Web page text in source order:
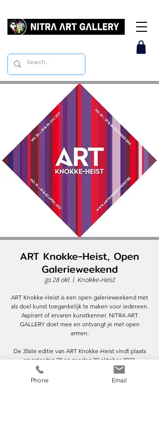
ART Knokke-Heist, Open
Galerieweekend
za 28 okt
  |
Knokke-Heist
ART Knokke-Heist is een open galerieweekend met
als doel kunst toegankelijk te maken voor iedereen.
Aspirant of ervaren kunstkenner. NITRA ART
GALLERY doet mee en ontvangt je met open
armen.
De 35ste editie van ART Knokke-Heist vindt plaats
op zaterdag 28 en zondag 29 oktober 2023.
Tijd en locatie
Phone Email